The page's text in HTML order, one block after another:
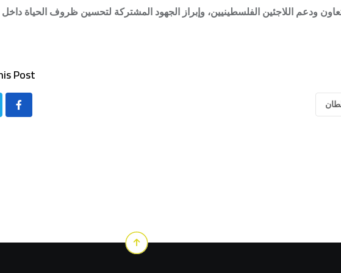
ودعم اللاجئين الفلسطينيين، وإبراز الجهود المشتركة لتحسين ظروف الحياة
Post: